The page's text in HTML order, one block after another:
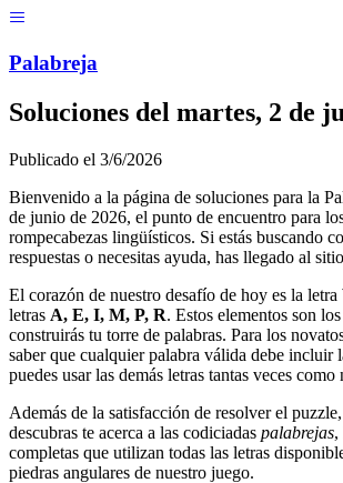
Palabreja
Soluciones del martes, 2 de
Publicado el 3/6/2026
Bienvenido a la página de soluciones para la
de junio de 2026, el punto de encuentro para
rompecabezas lingüísticos. Si estás buscando
respuestas o necesitas ayuda, has llegado al
El corazón de nuestro desafío de hoy es la letra
letras A, E, I, M, P, R. Estos elementos son
construirás tu torre de palabras. Para los
saber que cualquier palabra válida debe incluir
puedes usar las demás letras tantas veces como
Además de la satisfacción de resolver el
descubras te acerca a las codiciadas palabrejas,
completas que utilizan todas las letras
piedras angulares de nuestro juego.